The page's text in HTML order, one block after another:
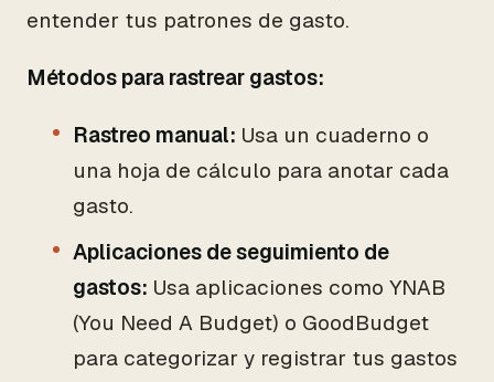
entender tus patrones de gasto.
Métodos para rastrear gastos:
Rastreo manual: Usa un cuaderno o
una hoja de cálculo para anotar cada
gasto.
Aplicaciones de seguimiento de
gastos: Usa aplicaciones como YNAB
(You Need A Budget) o GoodBudget
para categorizar y registrar tus gastos